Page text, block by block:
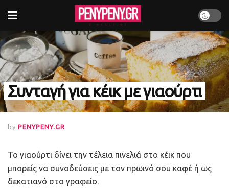
Συνταγή για κέικ με γιαούρτι
by PENYPENY.GR
Το γιαούρτι δίνει την τέλεια πινελιά στο κέικ που
μπορείς να συνοδεύσεις με τον πρωινό σου καφέ ή ως
δεκατιανό στο γραφείο.